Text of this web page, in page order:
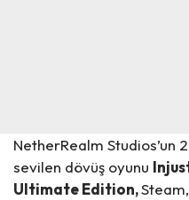
NetherRealm Studios’un
sevilen dövüş oyunu
Ultimate Edition,